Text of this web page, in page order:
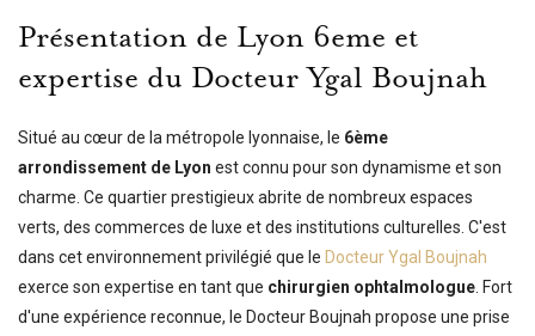
Présentation de Lyon 6eme et
expertise du Docteur Ygal Boujnah
Situé au cœur de la métropole lyonnaise, le 6ème
arrondissement de Lyon est connu pour son dynamisme et son
charme. Ce quartier prestigieux abrite de nombreux espaces
verts, des commerces de luxe et des institutions culturelles. C'est
dans cet environnement privilégié que le Docteur Ygal Boujnah
exerce son expertise en tant que chirurgien ophtalmologue . Fort
d'une expérience reconnue, le Docteur Boujnah propose une prise